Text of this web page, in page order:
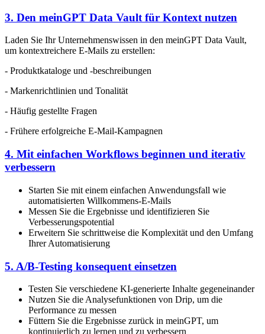
3. Den meinGPT Data Vault für Kontext nutzen
Laden Sie Ihr Unternehmenswissen in den meinGPT Data Vault,
um kontextreichere E-Mails zu erstellen:
- Produktkataloge und -beschreibungen
- Markenrichtlinien und Tonalität
- Häufig gestellte Fragen
- Frühere erfolgreiche E-Mail-Kampagnen
4. Mit einfachen Workflows beginnen und iterativ
verbessern
Starten Sie mit einem einfachen Anwendungsfall wie
automatisierten Willkommens-E-Mails
Messen Sie die Ergebnisse und identifizieren Sie
Verbesserungspotential
Erweitern Sie schrittweise die Komplexität und den Umfang
Ihrer Automatisierung
5. A/B-Testing konsequent einsetzen
Testen Sie verschiedene KI-generierte Inhalte gegeneinander
Nutzen Sie die Analysefunktionen von Drip, um die
Performance zu messen
Füttern Sie die Ergebnisse zurück in meinGPT, um
kontinuierlich zu lernen und zu verbessern